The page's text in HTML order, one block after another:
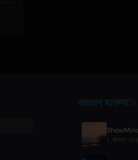
अद्यतन बातम्या
८ ऑगस्ट